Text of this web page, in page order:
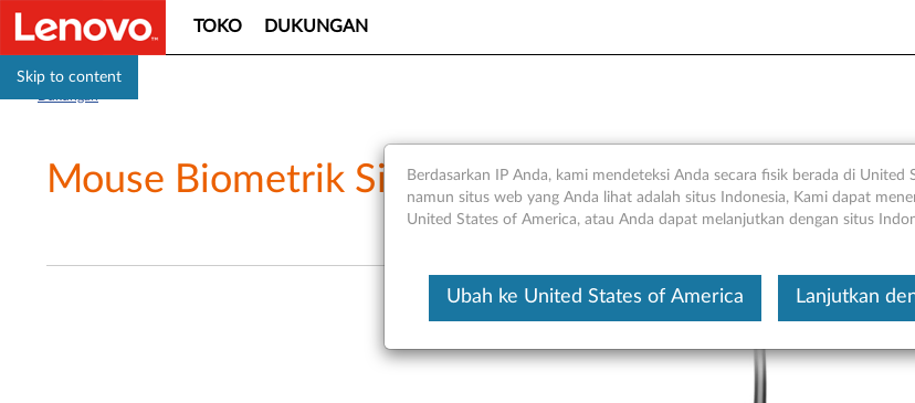
Skip to content
TOKO DUKUNGAN
Mouse Biometrik Sidik Jari - Ikhtisar dan Suku
Ini
Berdasarkan IP Anda, kami mendeteksi Anda secara fisik berada di United
namun situs web yang Anda lihat adalah situs Indonesia, Kami dapat
United States of America, atau Anda dapat melanjutkan dengan situs
Ubah ke United States of America Lanjutkan